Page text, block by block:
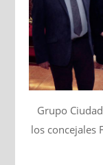
Grupo
los concejales